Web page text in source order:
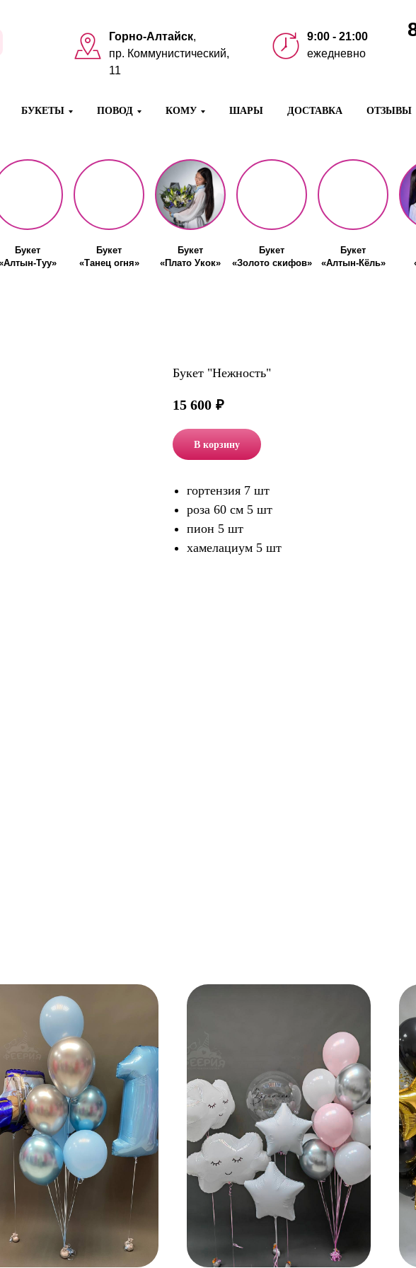
Горно-Алтайск,
пр. Коммунистический,
11
9:00 - 21:00
ежедневно
БУКЕТЫ ПОВОД КОМУ ШАРЫ ДОСТАВКА ОТЗЫВЫ
Букет
Туу»
Букет
«Танец огня»
Букет
«Плато Укок»
Букет
«Золото скифов»
Букет
«Алтын-Кёль»
Букет "Нежность"
15 600 ₽
В корзину
гортензия 7 шт
роза 60 см 5 шт
пион 5 шт
хамелациум 5 шт